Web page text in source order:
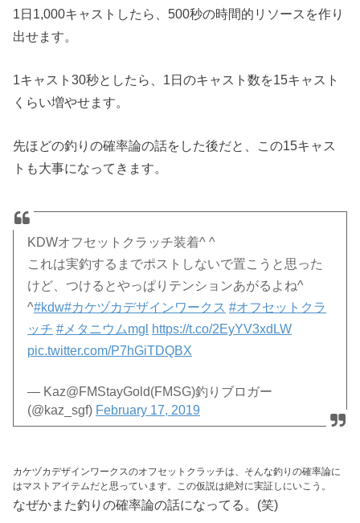
1日1,000キャストしたら、500秒の時間的リソースを作り
出せます。
1キャスト30秒としたら、1日のキャスト数を15キャスト
くらい増やせます。
先ほどの釣りの確率論の話をした後だと、この15キャス
トも大事になってきます。
KDWオフセットクラッチ装着^ ^
これは実釣するまでポストしないで置こうと思った
けど、つけるとやっぱりテンションあがるよね^
^#kdw#カケヅカデザインワークス #オフセットクラ
ッチ #メタニウムmgl
https://t.co/2EyYV3xdLW
pic.twitter.com/P7hGiTDQBX
— Kaz@FMStayGold(FMSG)釣りブロガー
(@kaz_sgf) February 17, 2019
カケヅカデザインワークスのオフセットクラッチは、そんな釣りの確率論に
はマストアイテムだと思っています。この仮説は絶対に実証しにいこう。
なぜかまた釣りの確率論の話になってる。(笑)